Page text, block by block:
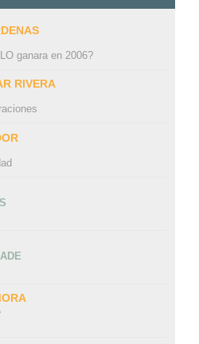
ganara en 2006?
RIVERA